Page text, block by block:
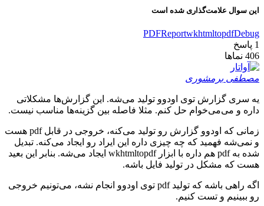
این سوال علامت‌گذاری شده است
PDFReportwkhtmltopdfDebug
1 پاسخ
406 نماها
مصطفی برمشوری
یه سری گزارش توی اودوو تولید می‌شه. این گزارش‌ها مشکلاتی
داره و می‌می‌خوام حل کنم. مثلا فاصله بین گزینه‌ها مناسب نیست.
زمانی که اودوو گزارش رو تولید می‌کنه،‌ خروجی در قابل pdf هست
و نمی‌شه فهمید که چه چیزی داره این ایراد رو ایجاد می‌کنه. تبدیل
شده به pdf هم داره با ابزار wkhtmltopdf ایجاد می‌شه. بنابر این بعید
هست که مشکل در تولید فایل باشه.
اگه راهی باشه که تولید pdf توی اودوو انجام نشه،‌ می‌تونیم خروجی
رو ببینیم و تست کنیم.